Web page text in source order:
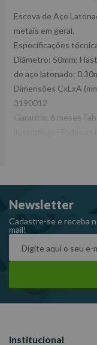
Escova de Aço
metais em geral.
Especificações
Diâmetro: 50mm;
de aço latonado:
Dimensões CxLxA
3190012
Garantia: 6 meses
ilustrativas -Todas as
Newsletter
Cadastre-se e receba
mail!
Institucional